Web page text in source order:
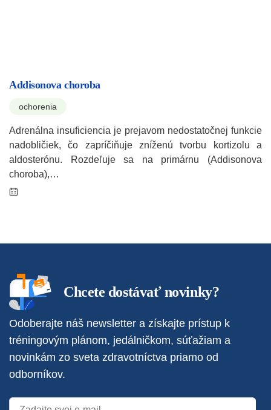
Addisonova choroba
ochorenia
Adrenálna insuficiencia je prejavom nedostatočnej funkcie
nadobličiek, čo zapríčiňuje zníženú tvorbu kortizolu a
aldosterónu. Rozdeľuje sa na primárnu (Addisonova
choroba),…
Chcete dostávať novinky?
Odoberajte náš newsletter a získajte prístup k
tréningovým plánom, jedálničkom, súťažiam a
novinkám zo sveta zdravotníctva priamo od
odborníkov.